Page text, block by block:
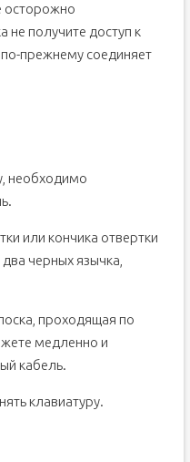
осторожно
не получите доступ к
прежнему соединяет
необходимо
или кончика отвертки
черных язычка,
проходящая по
медленно и
кабель.
клавиатуру.